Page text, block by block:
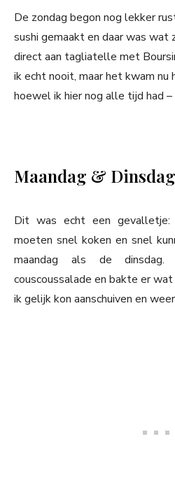
De zondag begon nog lekker
sushi gemaakt en daar was wat
direct aan tagliatelle met
ik echt nooit, maar het kwam nu
hoewel ik hier nog alle tijd had
Maandag & Dinsdag
Dit was echt een
moeten snel koken en snel
maandag als de
couscoussalade en bakte er
ik gelijk kon aanschuiven en